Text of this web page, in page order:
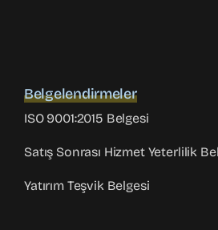
Belgelendirmeler
ISO 9001:2015 Belgesi
Satış Sonrası Hizmet Yeterlilik
Yatırım Teşvik Belgesi